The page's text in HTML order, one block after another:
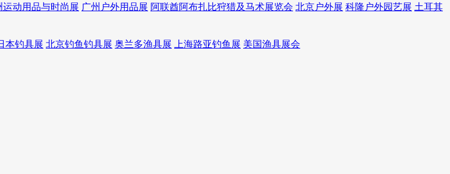
运动用品与时尚展 广州户外用品展 阿联酋阿布扎比狩猎及马术展览会 北京户外展 科隆户外园艺展 土耳其
本钓具展 北京钓鱼钓具展 奥兰多渔具展 上海路亚钓鱼展 美国渔具展会